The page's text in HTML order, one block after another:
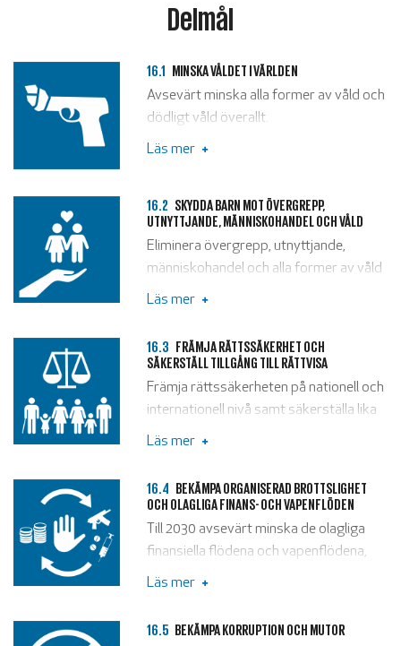
Delmål
16.1 MINSKA VÅLDET I VÄRLDEN
Avsevärt minska alla former av våld och
dödligt våld överallt.
Läs mer
16.2 SKYDDA BARN MOT ÖVERGREPP,
UTNYTTJANDE, MÄNNISKOHANDEL OCH VÅLD
Eliminera övergrepp, utnyttjande,
människohandel och alla former av våld
eller tortyr mot barn.
Läs mer
16.3 FRÄMJA RÄTTSSÄKERHET OCH
SÄKERSTÄLL TILLGÅNG TILL RÄTTVISA
Främja rättssäkerheten på nationell och
internationell nivå samt säkerställa lika
tillgång till rättvisa för alla.
Läs mer
16.4 BEKÄMPA ORGANISERAD BROTTSLIGHET
OCH OLAGLIGA FINANS- OCH VAPENFLÖDEN
Till 2030 avsevärt minska de olagliga
finansiella flödena och vapenflödena,
öka möjligheterna att återvinna och
Läs mer
16.5 BEKÄMPA KORRUPTION OCH MUTOR